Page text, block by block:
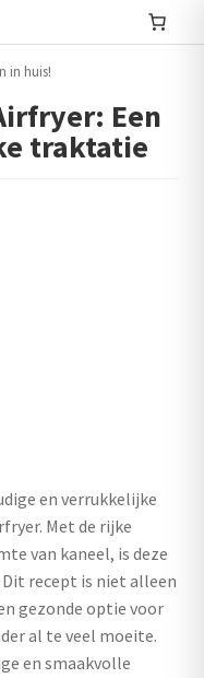
in huis!
Een
traktatie
en verrukkelijke
Met de rijke
van kaneel, is deze
recept is niet alleen
gezonde optie voor
al te veel moeite.
en smaakvolle